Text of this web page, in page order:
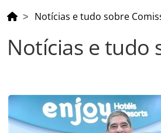
Notícias e tudo sobre
Notícias e tudo